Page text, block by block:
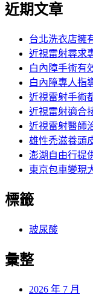
分
關
近期文章
台北洗衣店擁
近視雷射尋求
白內障手術有
白內障專人指
近視雷射手術
近視雷射適合
近視雷射醫師
雄性禿滋養頭
澎湖自由行提
東京包車變現
標籤
玻尿酸
彙整
2026 年 7 月